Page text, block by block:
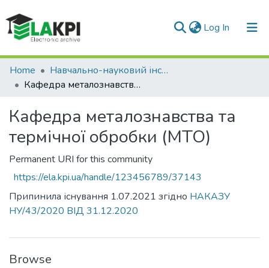
Log In (current)
Communities & Collections
All of DSpace
Statistics
Home
Навчально-науковий інститут матеріалознавства та зварювання ім. Є.О. Патона (НН ІМЗ ім. Є.О. Патона)
Кафедра металознавства та термічної обробки (МТО)
Кафедра металознавства та
термічної обробки (МТО)
Permanent URI for this community
https://ela.kpi.ua/handle/123456789/37143
Припинила існування 1.07.2021 згідно НАКАЗУ
НУ/43/2020 ВІД 31.12.2020
Browse